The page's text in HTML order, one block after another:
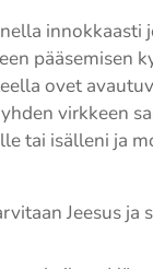
innokkaasti
pääsemisen
ovet
virkkeen
tai isälleni ja
Jeesus ja